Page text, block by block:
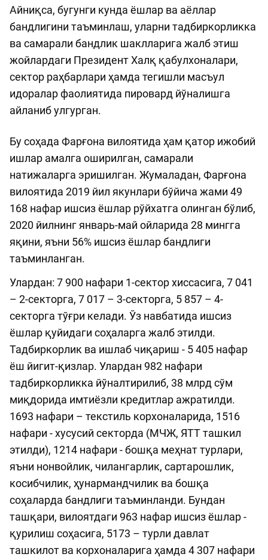
Айниқса, бугунги кунда ёшлар ва аёллар
бандлигини таъминлаш, уларни тадбиркорликка
ва самарали бандлик шаклларига жалб этиш
жойлардаги Президент Халқ қабулхоналари,
сектор раҳбарлари ҳамда тегишли масъул
идоралар фаолиятида пировард йўналишга
айланиб улгурган.
Бу соҳада Фарғона вилоятида ҳам қатор ижобий
ишлар амалга оширилган, самарали
натижаларга эришилган. Жумаладан, Фарғона
вилоятида 2019 йил якунлари бўйича жами 49
168 нафар ишсиз ёшлар рўйхатга олинган бўлиб,
2020 йилнинг январь-май ойларида 28 мингга
яқини, яъни 56% ишсиз ёшлар бандлиги
таъминланган.
Улардан: 7 900 нафари 1-сектор хиссасига, 7 041
– 2-секторга, 7 017 – 3-секторга, 5 857 – 4-
секторга тўғри келади. Ўз навбатида ишсиз
ёшлар қуйидаги соҳаларга жалб этилди.
Тадбиркорлик ва ишлаб чиқариш - 5 405 нафар
ёш йигит-қизлар. Улардан 982 нафари
тадбиркорликка йўналтирилиб, 38 млрд сўм
миқдорида имтиёзли кредитлар ажратилди.
1693 нафари – текстиль корхоналарида, 1516
нафари - хусусий секторда (МЧЖ, ЯТТ ташкил
этилди), 1214 нафари - бошқа меҳнат турлари,
яъни нонвойлик, чилангарлик, сартарошлик,
косибчилик, ҳунармандчилик ва бошқа
соҳаларда бандлиги таъминланди. Бундан
ташқари, вилоятдаги 963 нафар ишсиз ёшлар -
қурилиш соҳасига, 5173 – турли давлат
ташкилот ва корхоналарига ҳамда 4 307 нафари